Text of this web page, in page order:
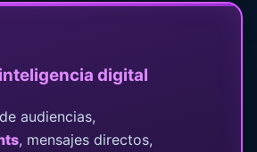
digital
audiencias,
, mensajes directos,